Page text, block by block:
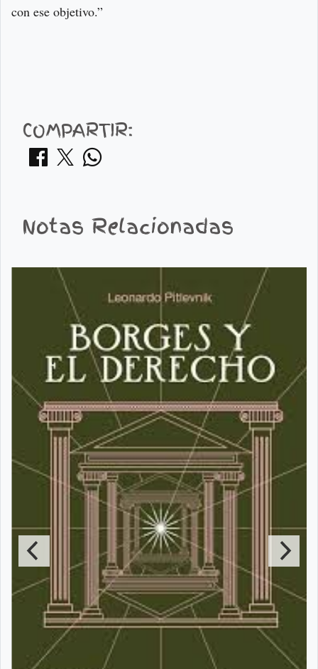
con ese objetivo.”
COMPARTIR:
Notas Relacionadas